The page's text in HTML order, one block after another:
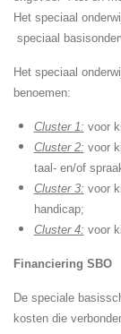
Het speciaal
speciaal
Het speciaal
benoemen:
Cluster 1: voor
Cluster 2: voor
taal- en/of
Cluster 3: voor
handicap;
Cluster 4: voor
Financiering SBO
De speciale
kosten die